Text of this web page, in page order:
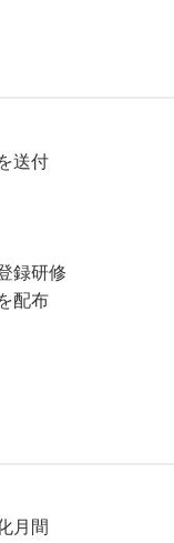
送付
録研修
配布
月間